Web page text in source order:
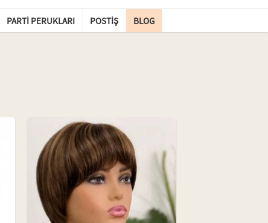
PARTI PERUKLARI POSTIŞ BLOG